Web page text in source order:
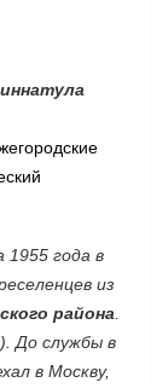
1955 года в
из
района
До службы в
в Москву,